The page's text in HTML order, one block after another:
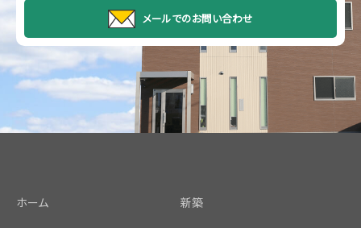
メールでのお問い合わせ
ホーム
新築